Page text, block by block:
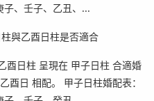
、壬子、乙丑、...
與乙酉日柱是否適合
日柱 呈現在 甲子日柱 合適婚
酉日 相配。 甲子日柱婚配表：